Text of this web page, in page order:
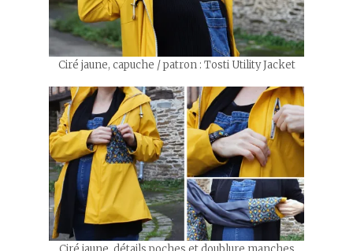
Ciré jaune, capuche / patron : Tosti Utility Jacket